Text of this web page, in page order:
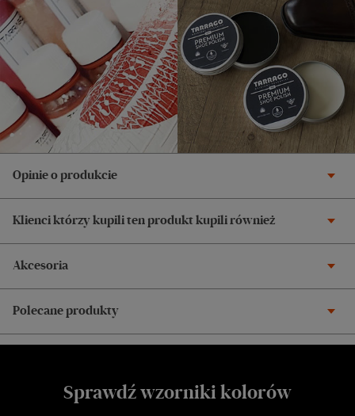
Opinie o produkcie
Klienci którzy kupili ten produkt kupili również
Akcesoria
Polecane produkty
Sprawdź wzorniki kolorów